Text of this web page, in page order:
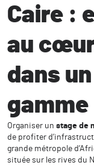
Caire :
au cœur
dans
gamme
Organiser un stage de
de profiter
grande métropole
située sur les rives du